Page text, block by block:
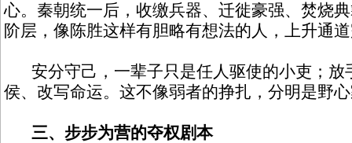
心。秦朝统一后，收缴兵器、迁徙豪强、焚烧
阶层，像陈胜这样有胆略有想法的人，上升通
安分守己，一辈子只是任人驱使的小吏；放
侯、改写命运。这不像弱者的挣扎，分明是野
三、步步为营的夺权剧本